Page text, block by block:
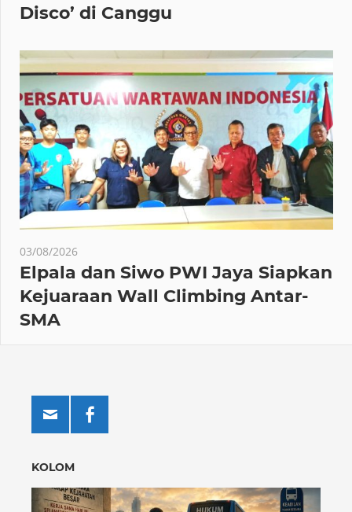
Disco’ di Canggu
03/08/2026
Elpala dan Siwo PWI Jaya Siapkan
Kejuaraan Wall Climbing Antar-
SMA
KOLOM